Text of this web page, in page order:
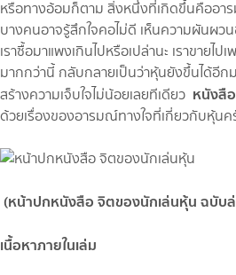
หรือทางอ้อมก็ตาม สิ่งหนึ่งที่เกิดขึ้นคืออ
บางคนอาจรู้สึกใจคอไม่ดี เห็นความผันผว
เราซื้อมาแพงเกินไปหรือเปล่านะ เราขายไ
มากกว่านี้ กลับกลายเป็นว่าหุ้นยังขึ้นได้อีกม
สร้างความเจ็บใจไม่น้อยเลยทีเดียว หนังสื
ด้วยเรื่องของอารมณ์ทางใจที่เกี่ยวกับหุ้นค
(หน้าปกหนังสือ จิตของนักเล่นหุ้น ฉบับ
เนื้อหาภายในเล่ม